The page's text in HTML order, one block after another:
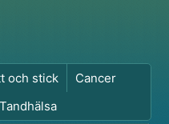
och stick
Cancer
Tandhälsa